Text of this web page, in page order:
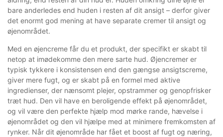
bare anderledes end huden i resten af dit ansigt – derfor giver
det enormt god mening at have separate cremer til ansigt og
øjenområdet.
Med en øjencreme får du et produkt, der specifikt er skabt til
netop at imødekomme den mere sarte hud. Øjencremer er
typisk tykkere i konsistensen end den gængse ansigtscreme,
giver mere fugt, og er skabt på en formel med aktive
ingredienser, der nænsomt plejer, opstrammer og genopfrisker
træt hud. Den vil have en beroligende effekt på øjenområdet,
og vil være den perfekte hjælp mod mørke rande, hævelse i
øjenområdet og den vil hjælpe med at minimere fremkomsten af
rynker. Når dit øjenområde har fået et boost af fugt og næring,